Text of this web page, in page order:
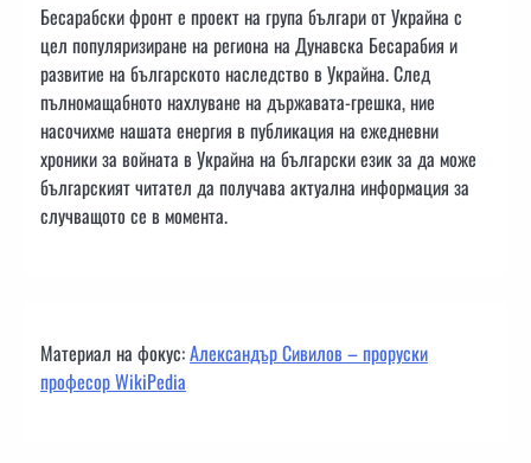
Бесарабски фронт е проект на група българи от Украйна с
цел популяризиране на региона на Дунавска Бесарабия и
развитие на българското наследство в Украйна. След
пълномащабното нахлуване на държавата-грешка, ние
насочихме нашата енергия в публикация на ежедневни
хроники за войната в Украйна на български език за да може
българският читател да получава актуална информация за
случващото се в момента.
Материал на фокус:Александър Сивилов – проруски
професор WikiPedia